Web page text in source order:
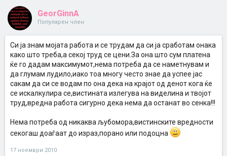
GeorGinnA
Популарен член
Си ја знам мојата работа и се трудам да си ја сработам онака
како што треба,а секој труд се цени.За она што сум платена
ќе го дадам максимумот,нема потреба да се наметнувам и
да глумам лудило,иако тоа многу често знае да успее јас
сакам да си се водам по она дека на крајот од денот кога ќе
се искалкулира се,вистината излегува на виделина и твојот
труд,вредна работа сигурно дека нема да останат во сенка!!!
Нема потреба од никаква љубомора,вистинските вредности
секогаш доаѓаат до израз,порано или подоцна
17 ноември 2010